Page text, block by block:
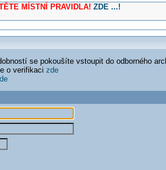
MÍSTNÍ PRAVIDLA! ZDE ...!
se pokoušíte vstoupit do odborného
o verifikaci zde